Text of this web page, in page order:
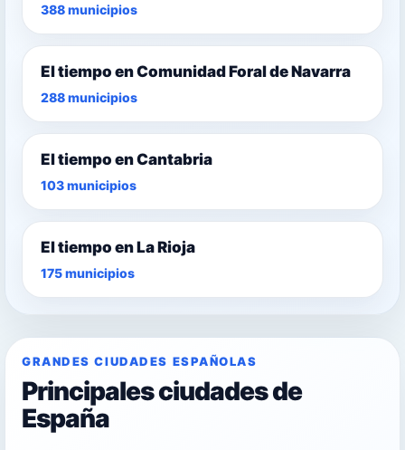
388 municipios
El tiempo en Comunidad Foral de Navarra
288 municipios
El tiempo en Cantabria
103 municipios
El tiempo en La Rioja
175 municipios
GRANDES CIUDADES ESPAÑOLAS
Principales ciudades de
España